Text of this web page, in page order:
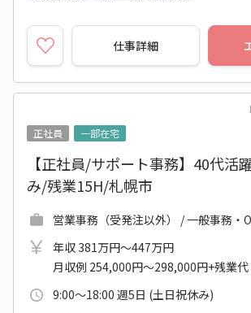
仕事詳細
正社員
一部在宅
【正社員/サポート事務】40代活
み/残業15H/札幌市
営業事務（受発注以外） / 一般事務・
年収 381万円～447万円
月収例 254,000円～298,000円+残業代
9:00～18:00 週5日 (土日祝休み)